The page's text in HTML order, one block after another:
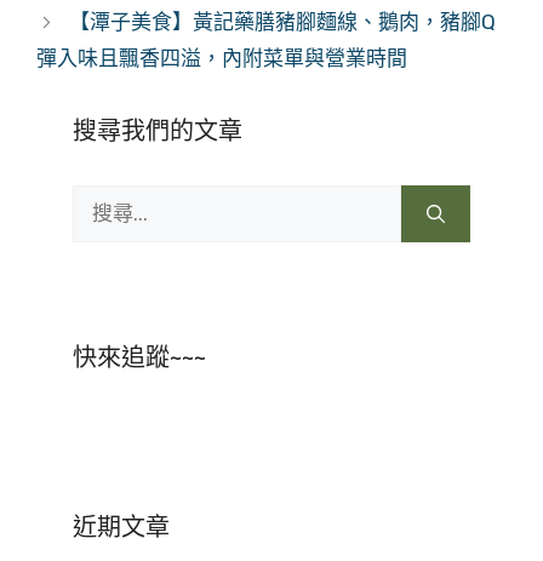
【潭子美食】黃記藥膳豬腳麵線、鵝肉，豬腳Q
彈入味且飄香四溢，內附菜單與營業時間
搜尋我們的文章
尋:
快來追蹤~~~
近期文章